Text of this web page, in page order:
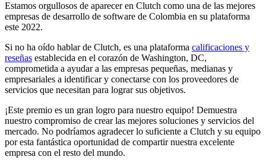
Estamos orgullosos de aparecer en Clutch como una de las mejores
empresas de desarrollo de software de Colombia en su plataforma
este 2022.
Si no ha oído hablar de Clutch, es una plataforma calificaciones y
reseñas establecida en el corazón de Washington, DC,
comprometida a ayudar a las empresas pequeñas, medianas y
empresariales a identificar y conectarse con los proveedores de
servicios que necesitan para lograr sus objetivos.
¡Este premio es un gran logro para nuestro equipo! Demuestra
nuestro compromiso de crear las mejores soluciones y servicios del
mercado. No podríamos agradecer lo suficiente a Clutch y su equipo
por esta fantástica oportunidad de compartir nuestra excelente
empresa con el resto del mundo.